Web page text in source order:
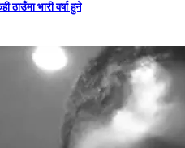
भारी वर्षा हुने